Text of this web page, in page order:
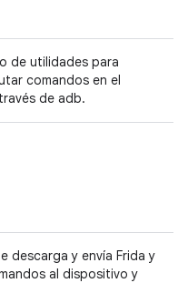
de utilidades para
comandos en el
de adb.
descarga y envía Frida y
al dispositivo y